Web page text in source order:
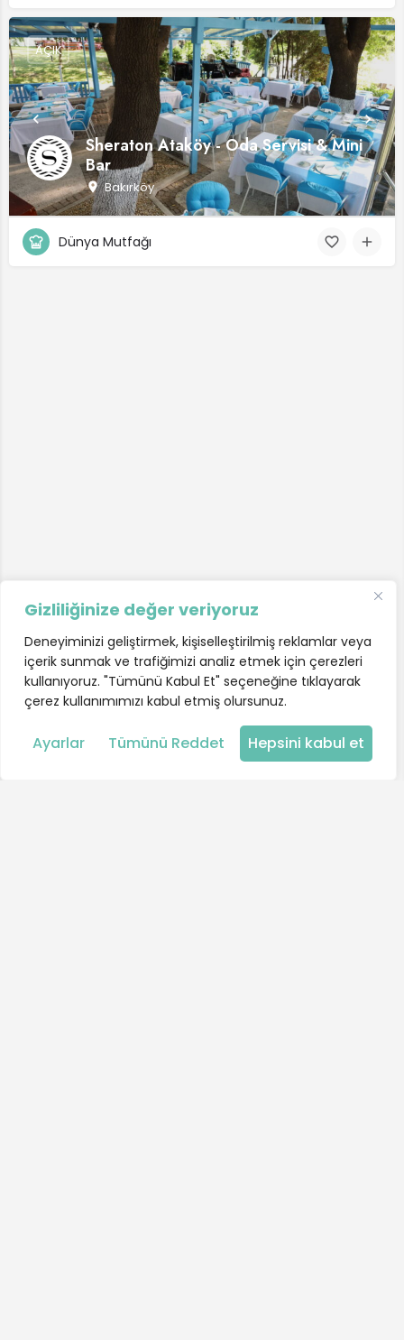
Gizliliğinize değer veriyoruz
Deneyiminizi geliştirmek, kişiselleştirilmiş reklamlar veya
içerik sunmak ve trafiğimizi analiz etmek için çerezleri
kullanıyoruz. "Tümünü Kabul Et" seçeneğine tıklayarak
çerez kullanımımızı kabul etmiş olursunuz.
Ayarlar Tümünü Reddet Hepsini kabul et
Sheraton Ataköy - Oda Servisi & Mini
Bar
Bakırköy
AÇIK
Dünya Mutfağı
Harita